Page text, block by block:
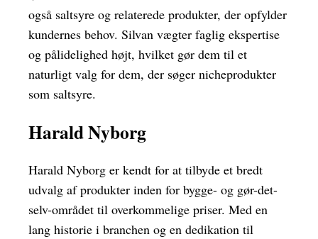
også saltsyre og relaterede produkter, der opfylder
kundernes behov. Silvan vægter faglig ekspertise
og pålidelighed højt, hvilket gør dem til et
naturligt valg for dem, der søger nicheprodukter
som saltsyre.
Harald Nyborg
Harald Nyborg er kendt for at tilbyde et bredt
udvalg af produkter inden for bygge- og gør-det-
selv-området til overkommelige priser. Med en
lang historie i branchen og en dedikation til